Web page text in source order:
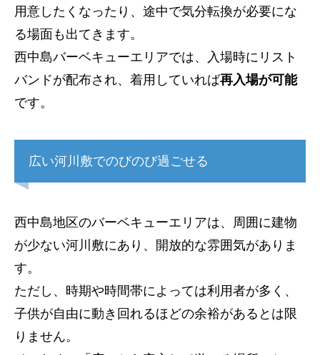
用意したくなったり、途中で気分転換が必要にな
る場面も出てきます。
西中島バーベキューエリアでは、入場時にリスト
バンドが配布され、着用していれば再入場が可能
です。
広い河川敷でのびのび過ごせる
西中島地区のバーベキューエリアは、周囲に建物
が少ない河川敷にあり、開放的な雰囲気がありま
す。
ただし、時期や時間帯によっては利用者が多く、
子供が自由に動き回れるほどの余裕があるとは限
りません。